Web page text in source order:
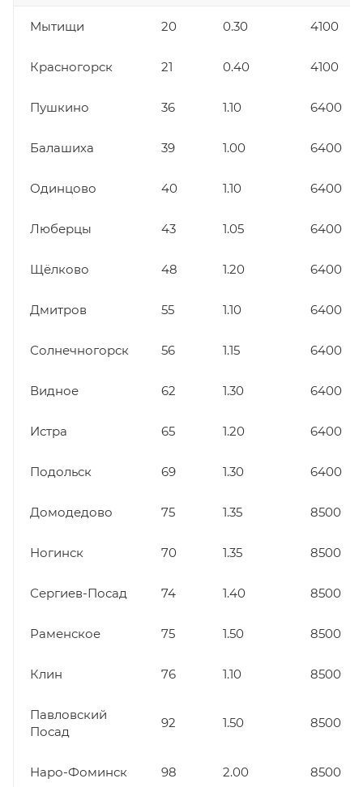
Мытищи 20 0.30 4100
Красногорск 21 0.40 4100
Пушкино 36 1.10 6400
Балашиха 39 1.00 6400
Одинцово 40 1.10 6400
Люберцы 43 1.05 6400
Щёлково 48 1.20 6400
Дмитров 55 1.10 6400
Солнечногорск 56 1.15 6400
Видное 62 1.30 6400
Истра 65 1.20 6400
Подольск 69 1.30 6400
Домодедово 75 1.35 8500
Ногинск 70 1.35 8500
Сергиев-Посад 74 1.40 8500
Раменское 75 1.50 8500
Клин 76 1.10 8500
Павловский
Посад
92 1.50 8500
Наро-Фоминск 98 2.00 8500